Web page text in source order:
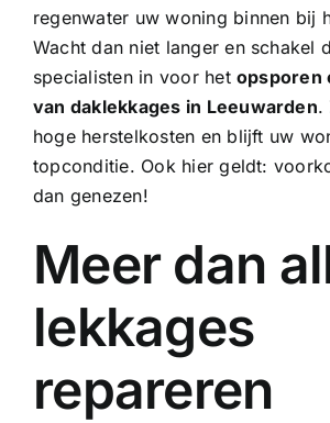
regenwater uw woning binnen bij
Wacht dan niet langer en schakel
specialisten in voor het opsporen
van daklekkages in Leeuwarden.
hoge herstelkosten en blijft uw
topconditie. Ook hier geldt:
dan genezen!
Meer dan
lekkages
repareren